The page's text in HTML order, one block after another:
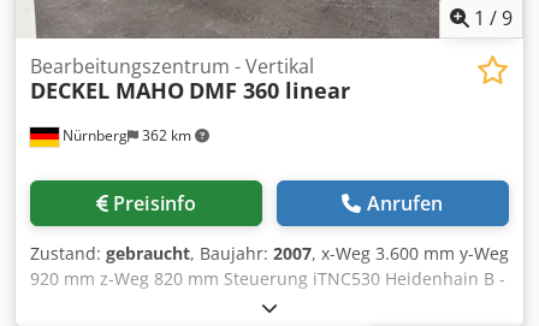
1 /9
Nürnberg 362 km
Bearbeitungszentrum - Vertikal
DECKEL MAHO DMF 360 linear
Preisinfo Anrufen
Zustand: gebraucht, Baujahr: 2007, x-Weg 3.600 mm y-Weg
920 mm z-Weg 820 mm Steuerung iTNC530 Heidenhain B -
Achse +/- 90 x 1 ° C - Achse 360 x 0,001 ° Vorschub X/Y/Z-